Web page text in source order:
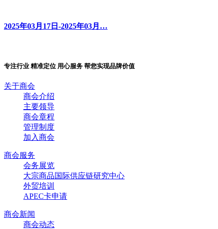
2025年03月17日-2025年03月…
专注行业 精准定位 用心服务 帮您实现品牌价值
关于商会
商会介绍
主要领导
商会章程
管理制度
加入商会
商会服务
会务展览
大宗商品国际供应链研究中心
外贸培训
APEC卡申请
商会新闻
商会动态